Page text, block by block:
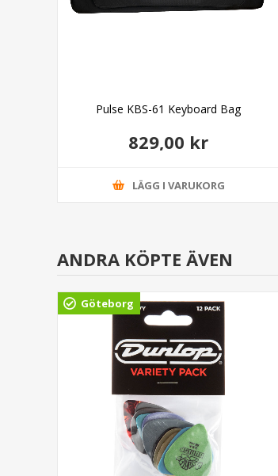
Pulse KBS-61 Keyboard Bag
829,00 kr
LÄGG I VARUKORG
ANDRA KÖPTE ÄVEN
Göteborg